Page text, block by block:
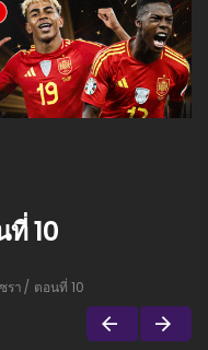
10
รา ตอนที่ 10